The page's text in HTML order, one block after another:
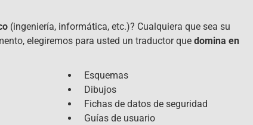
(ingeniería, informática, etc.)? Cualquiera que sea su
elegiremos para usted un traductor que domina en
Esquemas
Dibujos
Fichas de datos de seguridad
Guías de usuario